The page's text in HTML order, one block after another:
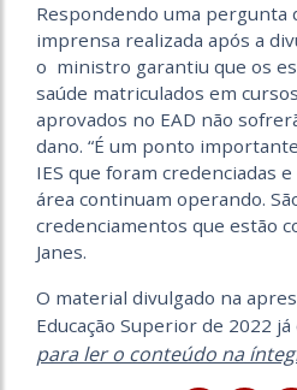
Respondendo uma pergunta
imprensa realizada após a
o ministro garantiu que os
saúde matriculados em
aprovados no EAD não
dano. “É um ponto
IES que foram credenciadas
área continuam operando.
credenciamentos que estão
Janes.
O material divulgado na
Educação Superior de 2022
para ler o conteúdo na